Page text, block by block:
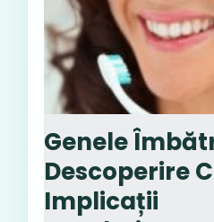
Genele
Descoperire
Implicații